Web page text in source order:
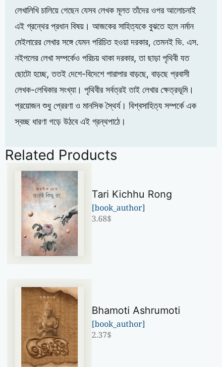
লেখালিখি চালিয়ে গেছেন যেসব লেখক মূলত তাঁদের ওপর আলোচনাই
এই গ্রন্থের প্রধান বিষয়। আজকের সাহিত্যকে বুঝতে হলে নর্মান
মেইলারের লেখার সঙ্গে যেমন পরিচিত হওয়া দরকার, তেমনই ভি. এস.
নইপলের লেখা সম্পর্কেও পরিচয় থাকা দরকার, তা ছাড়া পৃথিবী যত
ছোটো হচ্ছে, ততই দেশে-বিদেশে পারাপার বাড়ছে, বাড়ছে প্রবাসী
লেখক-লেখিকার সংখ্যা। পৃথিবীর সর্বত্রই তাই লেখার ক্ষেত্রভূমি।
প্রয়োজন শুধু প্রেরণা ও মানসিক স্থৈর্য। বিশ্বসাহিত্য সম্পর্কে এক
স্বচ্ছ ধারণা গড়ে উঠবে এই গ্রন্থপাঠে।
Related Products
Tari Kichhu Rong
[book_author]
3.68$
Bhamoti Ashrumoti
[book_author]
2.37$